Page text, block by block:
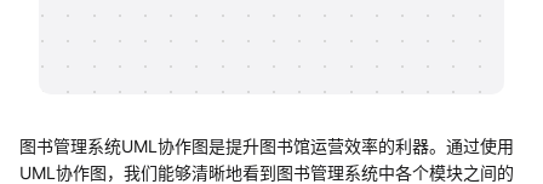
图书管理系统UML协作图是提升图书馆运营效率的利器。通过使用
UML协作图，我们能够清晰地看到图书管理系统中各个模块之间的